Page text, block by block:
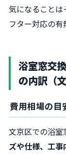
気になること
フター対応の有
浴室窓交
の内訳（
費用相場の目
文京区での浴室
ズや仕様、工事